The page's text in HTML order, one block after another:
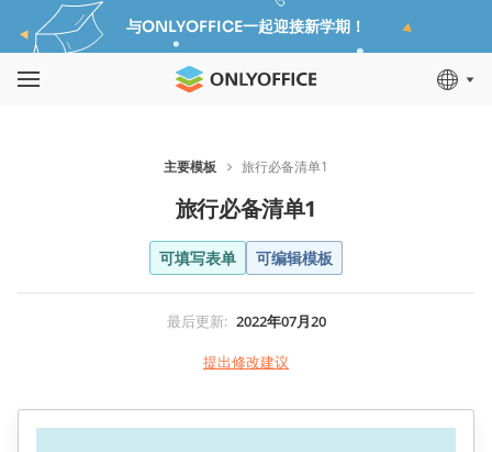
与ONLYOFFICE一起迎接新学期！
主要模板 旅行必备清单1
旅行必备清单1
可填写表单 可编辑模板
最后更新: 2022年07月20
提出修改建议